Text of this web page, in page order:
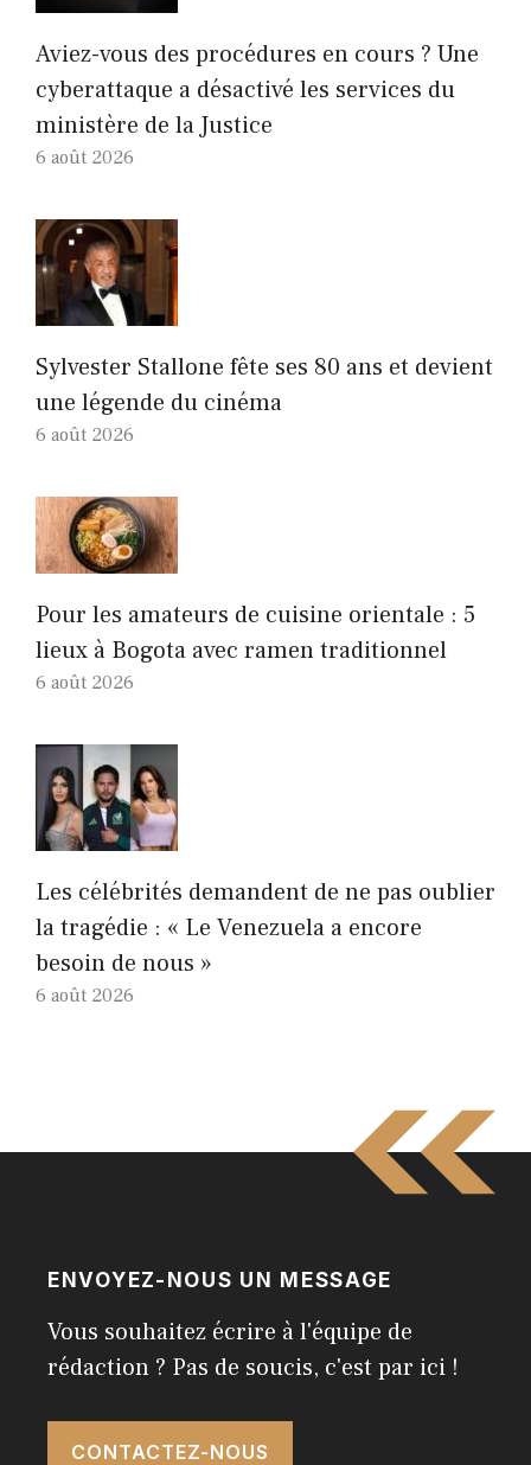
Aviez-vous des procédures en cours ? Une
cyberattaque a désactivé les services du
ministère de la Justice
6 août 2026
Sylvester Stallone fête ses 80 ans et devient
une légende du cinéma
6 août 2026
Pour les amateurs de cuisine orientale : 5
lieux à Bogota avec ramen traditionnel
6 août 2026
Les célébrités demandent de ne pas oublier
la tragédie : « Le Venezuela a encore
besoin de nous »
6 août 2026
ENVOYEZ-NOUS UN MESSAGE
Vous souhaitez écrire à l'équipe de
rédaction ? Pas de soucis, c'est par ici !
CONTACTEZ-NOUS